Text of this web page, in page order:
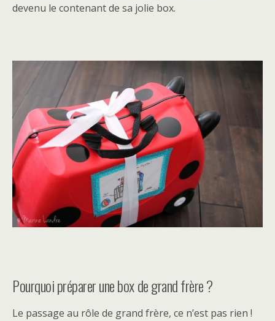
devenu le contenant de sa jolie box.
Pourquoi préparer une box de grand frère ?
Le passage au rôle de grand frère, ce n’est pas rien !